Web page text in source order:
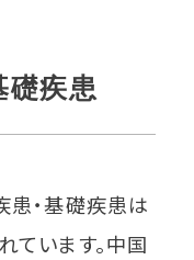
礎疾患
患・基礎疾患は
ています。中国